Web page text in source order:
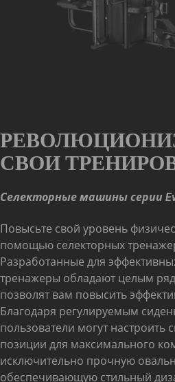
СВОИ
Селекторные машины серии
Повысьте свой уровень
помощью селекторных
Разработанные для
тренажеры обладают целым
позволят вам повысить
Благодаря регулируемым
пользователи могут настроить
позиции для максимального
исключительно прочную
обеспечивающую стильный